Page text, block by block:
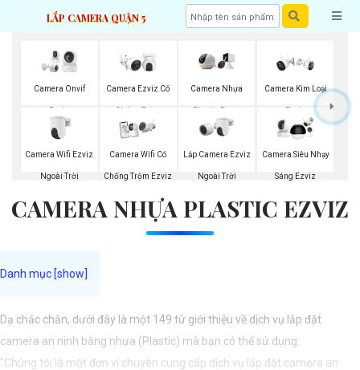
LẮP CAMERA QUẬN 5
Camera Onvif
Ezviz
Camera Ezviz Có
Chống Trộm
Camera Nhựa
Plastic Ezviz
Camera Kim Loại
Ezviz
Camera Wifi Ezviz
Ngoài Trời
Camera Wifi Có
Chống Trộm Ezviz
Lắp Camera Ezviz
Ngoài Trời
Camera Siêu Nhạy
Sáng Ezviz
CAMERA NHỰA PLASTIC EZVIZ
Dạ chắc chắn, dưới đây là một 149 từ giới thiệu về dịch vụ lắp đặt
camera an ninh bằng nhựa (Plastic) mà bạn có thể sử dụng:
"Chúng tôi là một đơn vị chuyên cung cấp dịch vụ lắp đặt camera an